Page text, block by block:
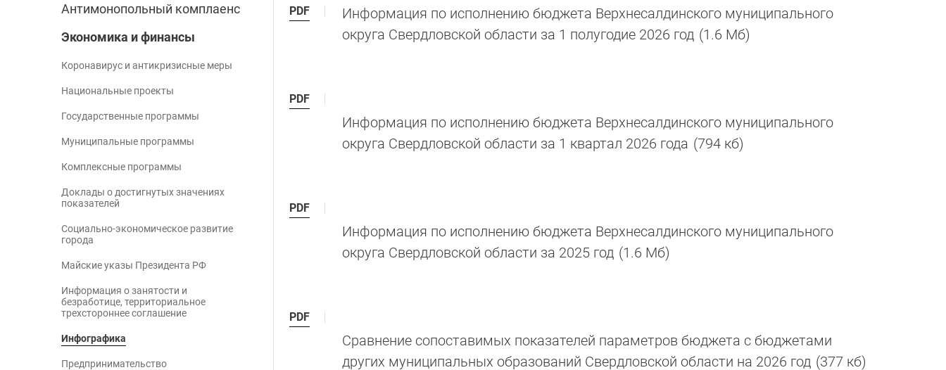
Антимонопольный комплаенс
Экономика и финансы
Коронавирус и антикризисные меры
Национальные проекты
Государственные программы
Муниципальные программы
Комплексные программы
Доклады о достигнутых значениях
показателей
Социально-экономическое развитие
города
Майские указы Президента РФ
Информация о занятости и
безработице, территориальное
трехстороннее соглашение
Инфографика
Предпринимательство
PDF
Информация по исполнению бюджета Верхнесалдинского муниципального
округа Свердловской области за 1 полугодие 2026 год (1.6 Мб)
PDF
Информация по исполнению бюджета Верхнесалдинского муниципального
округа Свердловской области за 1 квартал 2026 года (794 кб)
PDF
Информация по исполнению бюджета Верхнесалдинского муниципального
округа Свердловской области за 2025 год (1.6 Мб)
PDF
Сравнение сопоставимых показателей параметров бюджета с бюджетами
других муниципальных образований Свердловской области на 2026 год (377 кб)